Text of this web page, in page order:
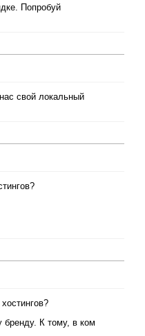
Попробуй
свой локальный
бренду. К тому, в ком